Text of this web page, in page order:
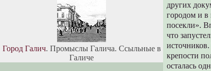
других
городом и
посекли».
что
крепости
осталась
Город Галич. Промыслы Галича. Ссыльные в
Галиче